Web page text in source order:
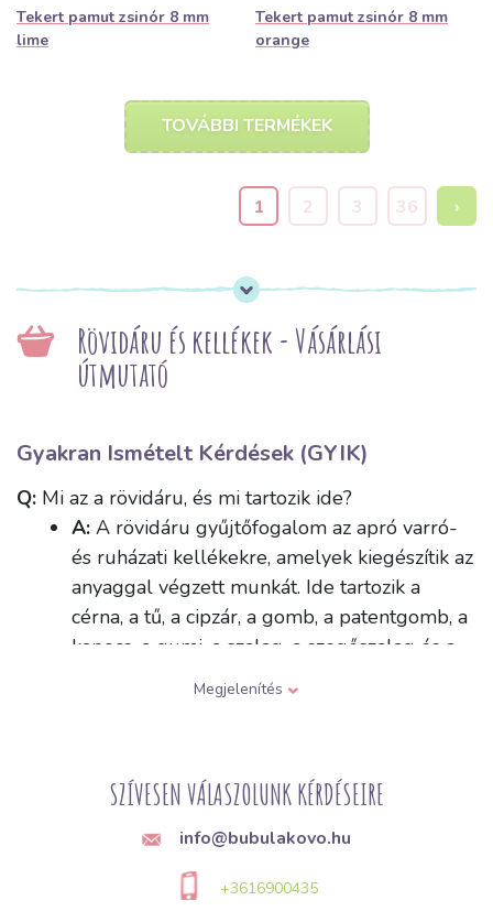
Tekert pamut zsinór 8 mm
lime
Tekert pamut zsinór 8 mm
orange
TOVÁBBI TERMÉKEK
1 2 3 36 ›
Rövidáru és kellékek - Vásárlási
útmutató
Gyakran Ismételt Kérdések (GYIK)
Q: Mi az a rövidáru, és mi tartozik ide?
A: A rövidáru gyűjtőfogalom az apró varró-
és ruházati kellékekre, amelyek kiegészítik az
anyaggal végzett munkát. Ide tartozik a
cérna, a tű, a cipzár, a gomb, a patentgomb, a
kapocs, a gumi, a szalag, a szegőszalag és a
tépőzár, valamint különféle díszítőelemek is.
Ezek azok a kellékek, amelyek összetartják a
Hogyan válasszam ki a varrógépbe a megfelelő
tűt az anyag típusa szerint?
A tűk vastagságban és a hegyük
formájában térnek el egymástól, az anyag
Megjelenítés
SZÍVESEN VÁLASZOLUNK KÉRDÉSEIRE
info@bubulakovo.hu
+3616900435